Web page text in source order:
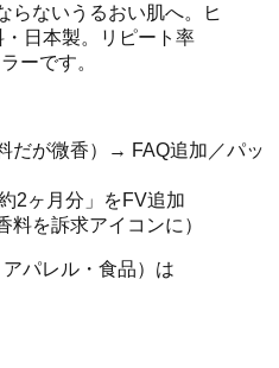
らないうるおい肌へ。ヒ
日本製。リピート率
ーです。
だが微香）→ FAQ追加／パッ
2ヶ月分」をFV追加
料を訴求アイコンに）
パレル・食品）は